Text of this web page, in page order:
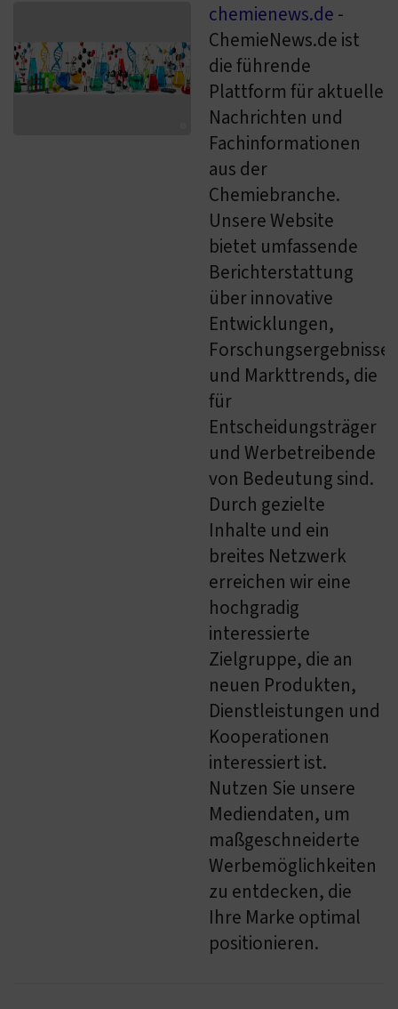
chemienews.de -
ChemieNews.de ist
die führende
Plattform für aktuelle
Nachrichten und
Fachinformationen
aus der
Chemiebranche.
Unsere Website
bietet umfassende
Berichterstattung
über innovative
Entwicklungen,
Forschungsergebnisse
und Markttrends, die
für
Entscheidungsträger
und Werbetreibende
von Bedeutung sind.
Durch gezielte
Inhalte und ein
breites Netzwerk
erreichen wir eine
hochgradig
interessierte
Zielgruppe, die an
neuen Produkten,
Dienstleistungen und
Kooperationen
interessiert ist.
Nutzen Sie unsere
Mediendaten, um
maßgeschneiderte
Werbemöglichkeiten
zu entdecken, die
Ihre Marke optimal
positionieren.